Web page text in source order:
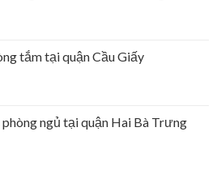
tắm tại quận Cầu Giấy
ngủ tại quận Hai Bà Trưng